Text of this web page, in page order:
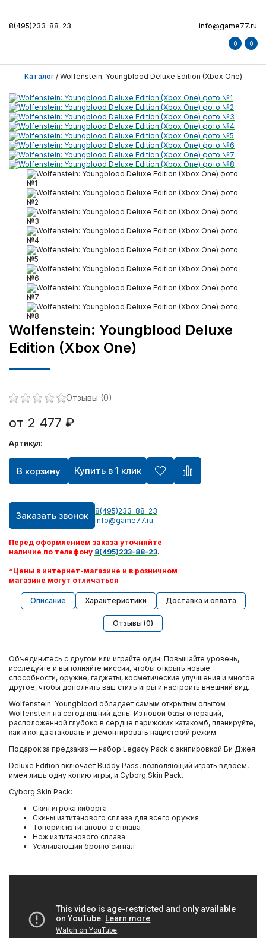
8(495)233-88-23 info@game77.ru
0 0
Каталог/ Wolfenstein: Youngblood Deluxe Edition (Xbox One)
Wolfenstein: Youngblood Deluxe
Edition (Xbox One)
Отзывы (0)
от 2 477 ₽
Артикул:
В корзину Купить в 1 клик
Заказать звонок
8(495)233-88-23
info@game77.ru
Перед оформлением заказа уточняйте
наличие по телефону 8(495)233-88-23.
*Цены в интернет-магазине и в розничном
магазине могут отличаться
Описание Характеристики Доставка и оплата
Отзывы (0)
Объединитесь с другом или играйте один. Повышайте уровень,
исследуйте и выполняйте миссии, чтобы открыть новые
способности, оружие, гаджеты, косметические улучшения и многое
другое, чтобы дополнить ваш стиль игры и настроить внешний вид.
Wolfenstein: Youngblood обладает самым открытым опытом
Wolfenstein на сегодняшний день. Из новой базы операций,
расположенной глубоко в сердце парижских катакомб, планируйте,
как и когда атаковать и демонтировать нацистский режим.
Подарок за предзаказ — набор Legacy Pack с экипировкой Би Джея.
Deluxe Edition включает Buddy Pass, позволяющий играть вдвоём,
имея лишь одну копию игры, и Cyborg Skin Pack.
Cyborg Skin Pack:
Скин игрока киборга
Скины из титанового сплава для всего оружия
Топорик из титанового сплава
Нож из титанового сплава
Усиливающий броню сигнал